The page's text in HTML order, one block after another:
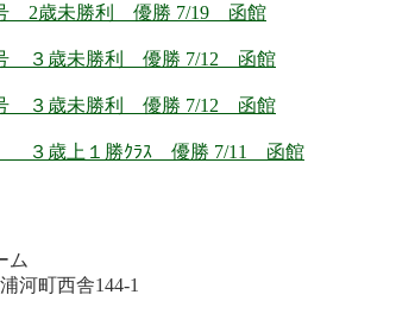
2歳未勝利 優勝 7/19 函館
号 ３歳未勝利 優勝 7/12 函館
３歳未勝利 優勝 7/12 函館
３歳上１勝ｸﾗｽ 優勝 7/11 函館
ム
河町西舎144-1